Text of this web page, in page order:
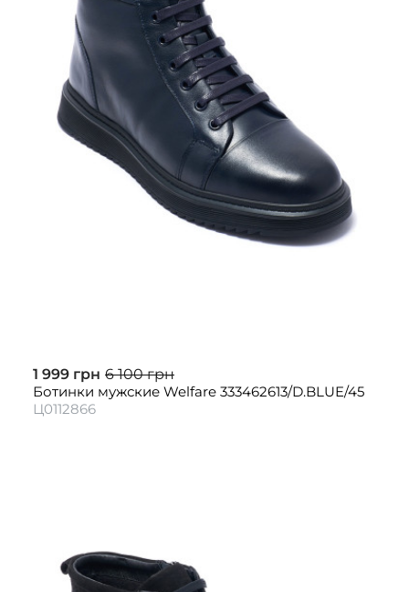
1 999 грн 6 100 грн
Ботинки мужские Welfare 333462613/D.BLUE/45
Ц0112866